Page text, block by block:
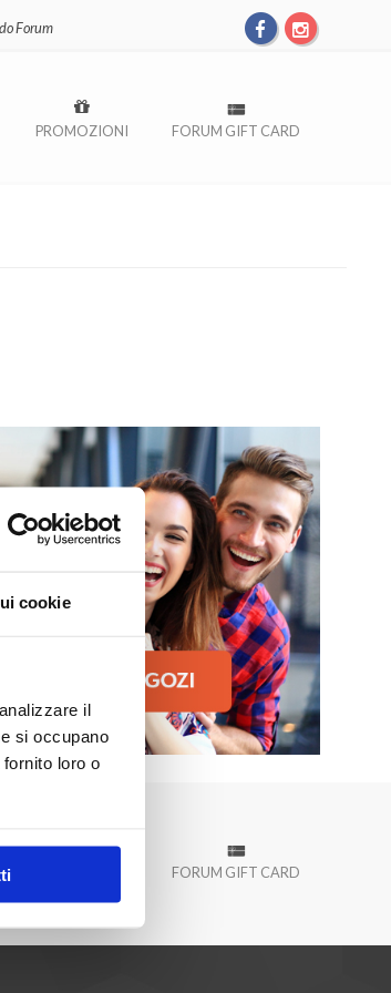
cookie
il
si occupano
loro o
Forum
PROMOZIONI FORUM GIFT CARD
FORUM GIFT CARD